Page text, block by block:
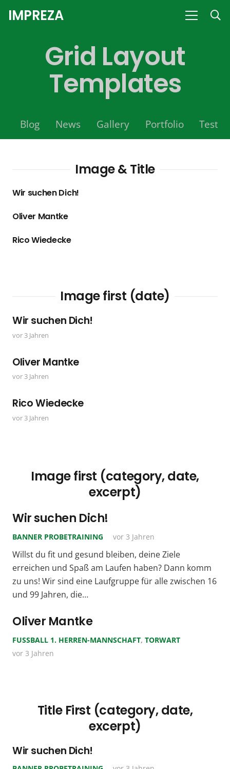
IMPREZA
Grid Layout
Templates
Blog News Gallery Portfolio
Image & Title
Wir suchen Dich!
Oliver Mantke
Rico Wiedecke
Image first (date)
Wir suchen Dich!
vor 3 Jahren
Oliver Mantke
vor 3 Jahren
Rico Wiedecke
vor 3 Jahren
Image first (category, date,
excerpt)
Wir suchen Dich!
BANNER PROBETRAINING vor 3 Jahren
Willst du fit und gesund bleiben, deine Ziele
erreichen und Spaß am Laufen haben? Dann komm
zu uns! Wir sind eine Laufgruppe für alle zwischen 16
und 99 Jahren, die…
Oliver Mantke
FUSSBALL 1. HERREN-MANNSCHAFT, TORWART
vor 3 Jahren
Title First (category, date,
excerpt)
Wir suchen Dich!